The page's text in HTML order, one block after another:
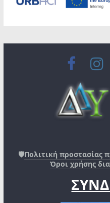
🛡️Πολιτική προστασίας
Όροι χρήσης